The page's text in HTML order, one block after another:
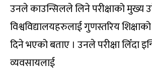
उनले काउन्सिलले लिने परीक्षाको मुख्य
विश्वविद्यालयहरुलाई गुणस्तरिय
दिने भएको बताए । उनले परीक्षा लिँदा
व्यवसायलाई